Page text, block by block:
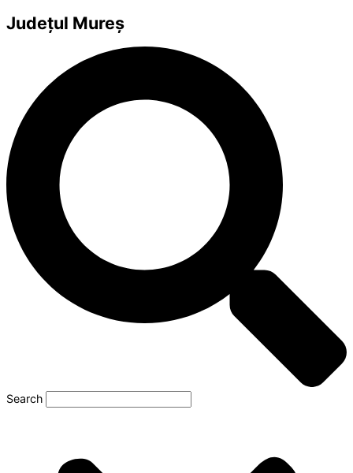
Județul Mureș
Search